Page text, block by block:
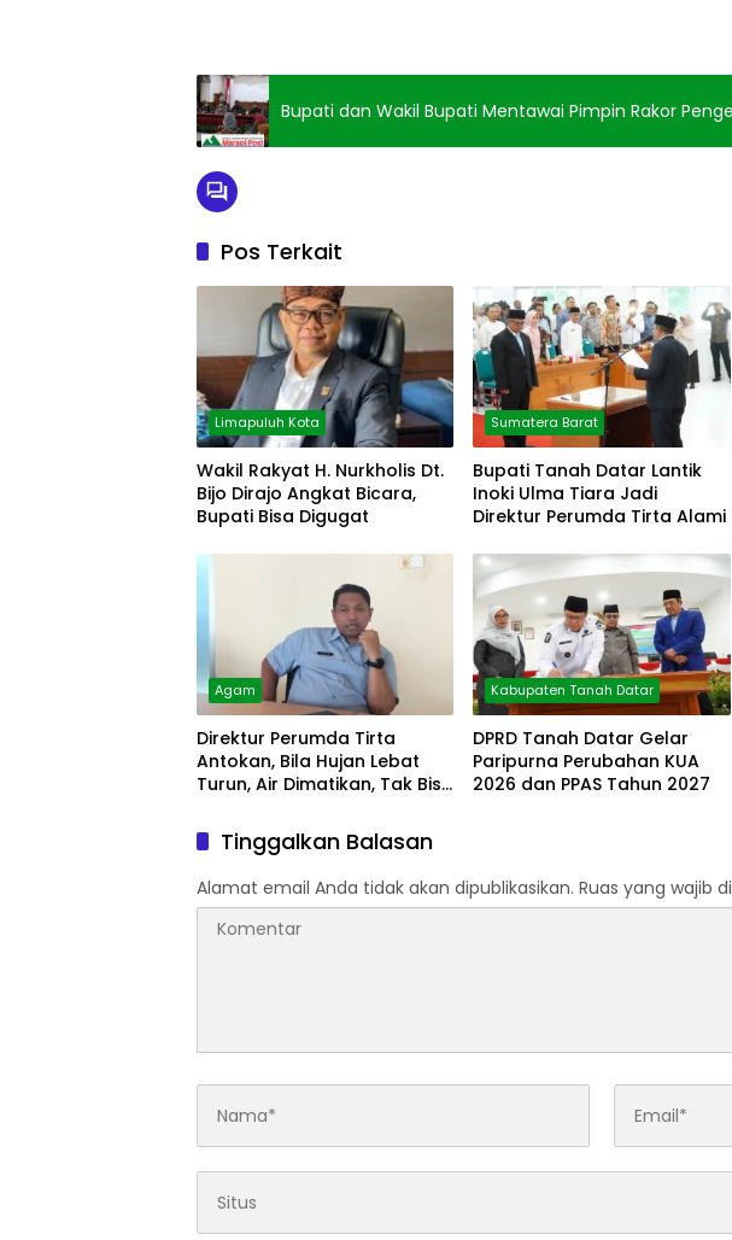
Bupati dan Wakil Bupati Mentawai Pimpin Rakor
Pos Terkait
Limapuluh Kota
Wakil Rakyat H. Nurkholis Dt.
Bijo Dirajo Angkat Bicara,
Bupati Bisa Digugat
Sumatera Barat
Bupati Tanah Datar Lantik
Inoki Ulma Tiara Jadi
Direktur Perumda Tirta Alami
Agam
Direktur Perumda Tirta
Antokan, Bila Hujan Lebat
Turun, Air Dimatikan, Tak Bisa
Kabupaten Tanah Datar
DPRD Tanah Datar Gelar
Paripurna Perubahan KUA
2026 dan PPAS Tahun 2027
Tinggalkan Balasan
Alamat email Anda tidak akan dipublikasikan. Ruas yang wajib